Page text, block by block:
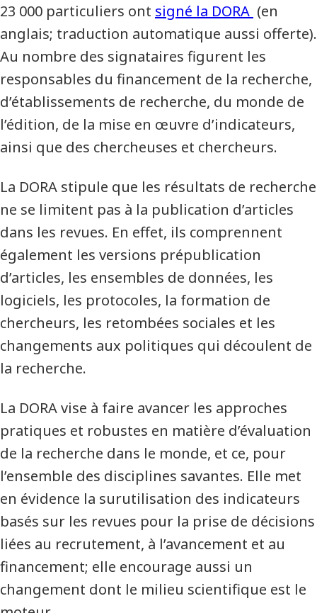
23 000 particuliers ont signé la DORA (en
anglais; traduction automatique aussi offerte).
Au nombre des signataires figurent les
responsables du financement de la recherche,
d’établissements de recherche, du monde de
l’édition, de la mise en œuvre d’indicateurs,
ainsi que des chercheuses et chercheurs.
La DORA stipule que les résultats de recherche
ne se limitent pas à la publication d’articles
dans les revues. En effet, ils comprennent
également les versions prépublication
d’articles, les ensembles de données, les
logiciels, les protocoles, la formation de
chercheurs, les retombées sociales et les
changements aux politiques qui découlent de
la recherche.
La DORA vise à faire avancer les approches
pratiques et robustes en matière d’évaluation
de la recherche dans le monde, et ce, pour
l’ensemble des disciplines savantes. Elle met
en évidence la surutilisation des indicateurs
basés sur les revues pour la prise de décisions
liées au recrutement, à l’avancement et au
financement; elle encourage aussi un
changement dont le milieu scientifique est le